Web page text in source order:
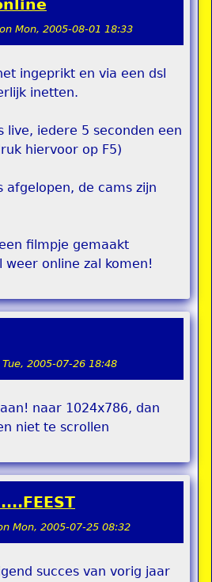
on Mon, 2005-08-01 18:33
ingeprikt en via een dsl
inetten.
live, iedere 5 seconden een
hiervoor op F5)
afgelopen, de cams zijn
filmpje gemaakt
weer online zal komen!
Tue, 2005-07-26 18:48
naar 1024x786, dan
niet te scrollen
Mon, 2005-07-25 08:32
succes van vorig jaar